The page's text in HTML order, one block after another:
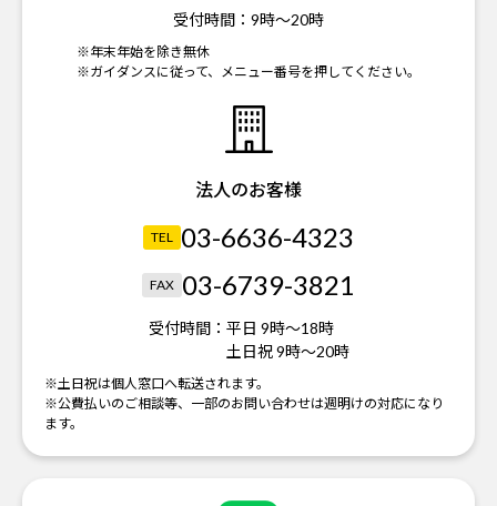
受付時間： 9時～20時
※年末年始を除き無休
※ガイダンスに従って、メニュー番号を押してください。
法人のお客様
TEL 03-6636-4323
FAX 03-6739-3821
受付時間： 平日 9時～18時
土日祝 9時～20時
※土日祝は個人窓口へ転送されます。
※公費払いのご相談等、一部のお問い合わせは週明けの対応になり
ます。